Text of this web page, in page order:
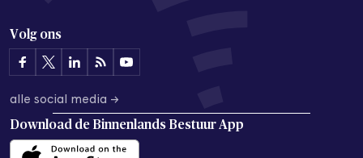
Volg ons
alle social media →
Download de Binnenlands Bestuur App